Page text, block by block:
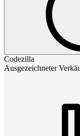
Codezilla
Ausgezeichneter